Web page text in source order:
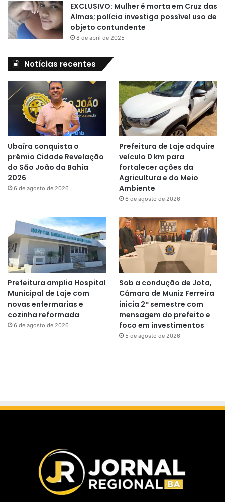
EXCLUSIVO: Mulher é morta em Cruz das
Almas; polícia investiga possível uso de
objeto contundente
8 de abril de 2025
Notícias recentes
Ubaíra conquista o
prêmio Cidade Revelação
do São João da Bahia
2026
6 de agosto de 2026
Prefeitura de Laje adquire
veículo 0 km para
fortalecer ações da
Agricultura e do Meio
Ambiente
6 de agosto de 2026
Prefeitura amplia Hospital
Municipal de Laje com
novas enfermarias e
cozinha reformada
6 de agosto de 2026
Sob a condução de Jota,
Câmara de Muniz Ferreira
inicia 2º semestre com
mensagem do prefeito e
foco em investimentos
5 de agosto de 2026